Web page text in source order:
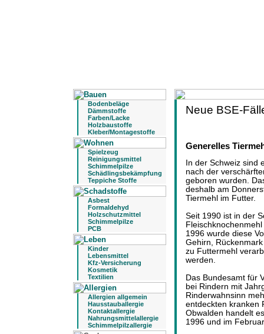
Bodenbeläge
Dämmstoffe
Farben/Lacke
Holzbaustoffe
Kleber/Montagestoffe
Spielzeug
Reinigungsmittel
Schimmelpilze
Schädlingsbekämpfung
Teppiche Stoffe
Asbest
Formaldehyd
Holzschutzmittel
Schimmelpilze
PCB
Kinder
Lebensmittel
Kfz-Versicherung
Kosmetik
Textilien
Allergien allgemein
Hausstauballergie
Kontaktallergie
Nahrungsmittelallergie
Schimmelpilzallergie
Neue BSE-
Generelles
In der Schweiz sind
nach der
geboren wurden.
deshalb am
Tiermehl im Futter.
Seit 1990 ist in der
1996 wurde diese
Gehirn,
zu Futtermehl
werden.
Das Bundesamt für
bei Rindern mit
Rinderwahnsinn
entdeckten kranken
Obwalden handelt
1996 und im